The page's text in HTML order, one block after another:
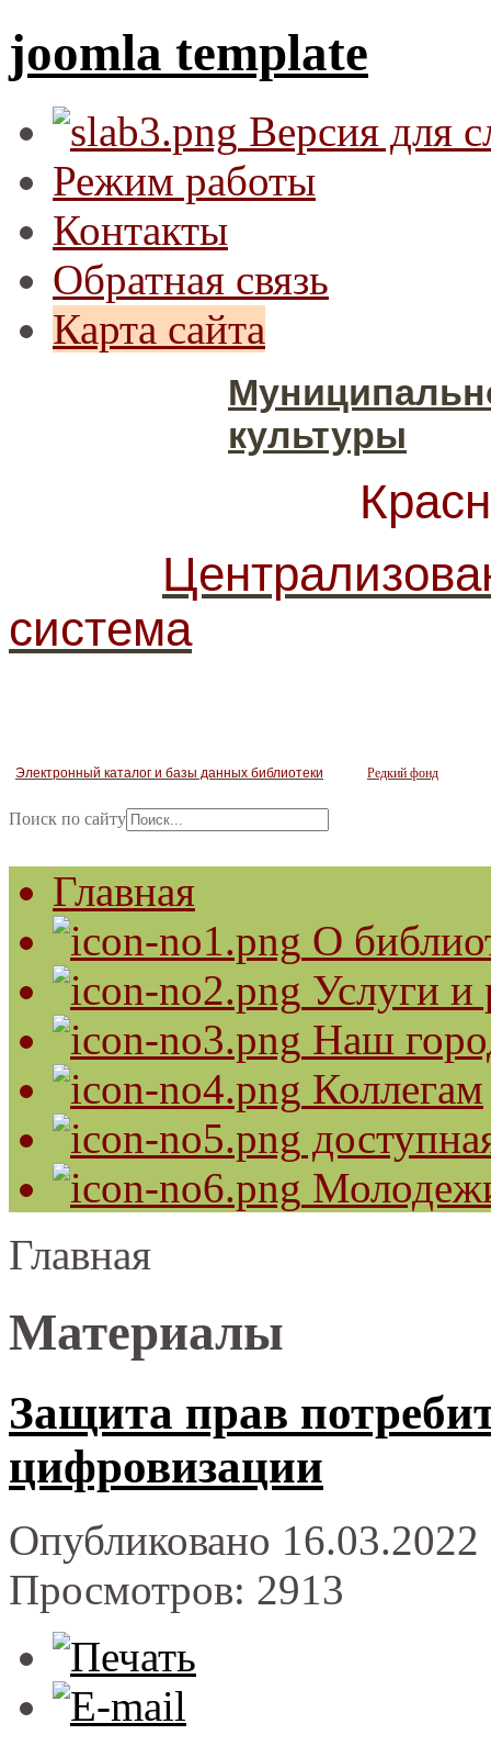
joomla template
Версия для
Режим работы
Контакты
Обратная связь
Карта сайта
культуры
система
Электронный каталог и базы данных библиотеки Редкий фонд
Поиск по сайту
Главная
О
Услуги и
Наш
Коллегам
Главная
Материалы
Защита прав
цифровизации
Опубликовано
Просмотров: 2913